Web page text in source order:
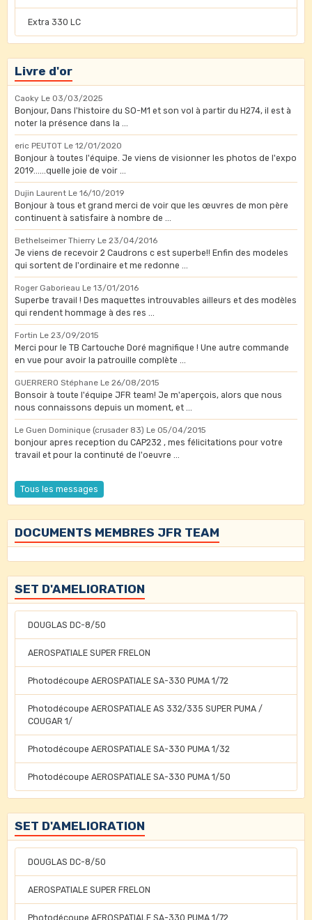
Extra 330 LC
Livre d'or
Caoky Le 03/03/2025
Bonjour, Dans l'histoire du SO-M1 et son vol à partir du H274, il est à
noter la présence dans la ...
eric PEUTOT Le 12/01/2020
Bonjour à toutes l'équipe. Je viens de visionner les photos de l'expo
2019......quelle joie de voir ...
Dujin Laurent Le 16/10/2019
Bonjour à tous et grand merci de voir que les œuvres de mon père
continuent à satisfaire à nombre de ...
Bethelseimer Thierry Le 23/04/2016
Je viens de recevoir 2 Caudrons c est superbe!! Enfin des modeles
qui sortent de l'ordinaire et me redonne ...
Roger Gaborieau Le 13/01/2016
Superbe travail ! Des maquettes introuvables ailleurs et des modèles
qui rendent hommage à des res ...
Fortin Le 23/09/2015
Merci pour le TB Cartouche Doré magnifique ! Une autre commande
en vue pour avoir la patrouille complète ...
GUERRERO Stéphane Le 26/08/2015
Bonsoir à toute l'équipe JFR team! Je m'aperçois, alors que nous
nous connaissons depuis un moment, et ...
Le Guen Dominique (crusader 83) Le 05/04/2015
bonjour apres reception du CAP232 , mes félicitations pour votre
travail et pour la continuté de l'oeuvre ...
Tous les messages
DOCUMENTS MEMBRES JFR TEAM
SET D'AMELIORATION
DOUGLAS DC-8/50
AEROSPATIALE SUPER FRELON
Photodécoupe AEROSPATIALE SA-330 PUMA 1/72
Photodécoupe AEROSPATIALE AS 332/335 SUPER PUMA /
COUGAR 1/
Photodécoupe AEROSPATIALE SA-330 PUMA 1/32
Photodécoupe AEROSPATIALE SA-330 PUMA 1/50
SET D'AMELIORATION
DOUGLAS DC-8/50
AEROSPATIALE SUPER FRELON
Photodécoupe AEROSPATIALE SA-330 PUMA 1/72